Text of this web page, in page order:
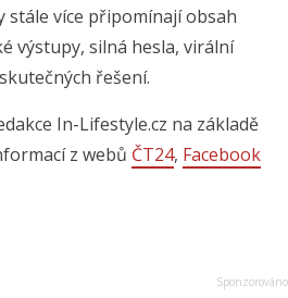
stále více připomínají obsah
výstupy, silná hesla, virální
řešení.
In-Lifestyle.cz na základě
z webů ČT24, Facebook